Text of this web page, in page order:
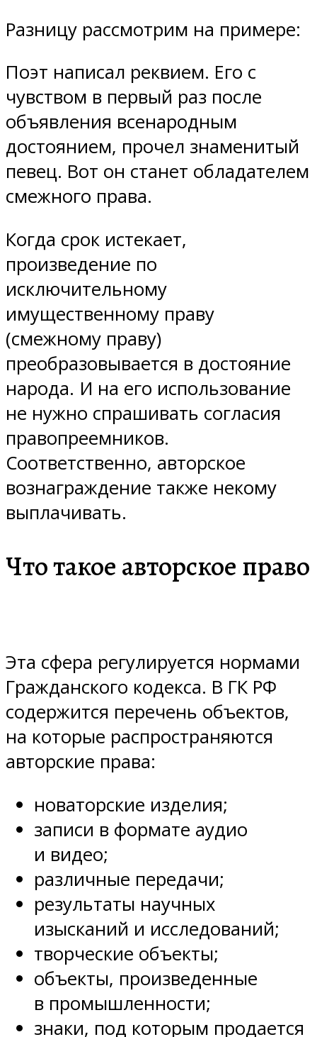
Разницу рассмотрим на примере:
Поэт написал реквием. Его с
чувством в первый раз после
объявления всенародным
достоянием, прочел знаменитый
певец. Вот он станет обладателем
смежного права.
Когда срок истекает,
произведение по
исключительному
имущественному праву
(смежному праву)
преобразовывается в достояние
народа. И на его использование
не нужно спрашивать согласия
правопреемников.
Соответственно, авторское
вознаграждение также некому
выплачивать.
Что такое авторское право
Эта сфера регулируется нормами
Гражданского кодекса. В ГК РФ
содержится перечень объектов,
на которые распространяются
авторские права:
новаторские изделия;
записи в формате аудио
и видео;
различные передачи;
результаты научных
изысканий и исследований;
творческие объекты;
объекты, произведенные
в промышленности;
знаки, под которым продается